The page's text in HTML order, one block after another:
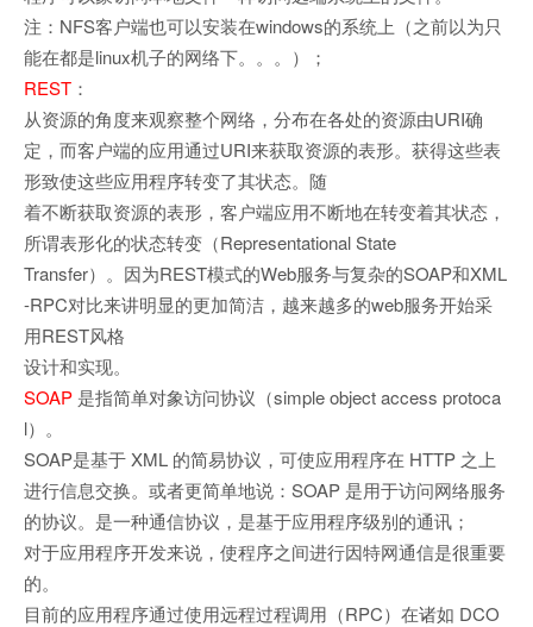
注：NFS客户端也可以安装在windows的系统上（之前以为只
能在都是linux机子的网络下。。。）；
REST ：
从资源的角度来观察整个网络，分布在各处的资源由URI确
定，而客户端的应用通过URI来获取资源的表形。获得这些表
形致使这些应用程序转变了其状态。随
着不断获取资源的表形，客户端应用不断地在转变着其状态，
所谓表形化的状态转变（Representational State
Transfer）。因为REST模式的Web服务与复杂的SOAP和XML
-RPC对比来讲明显的更加简洁，越来越多的web服务开始采
用REST风格
设计和实现。
SOAP 是指简单对象访问协议（simple object access protoca
l）。
SOAP是基于 XML 的简易协议，可使应用程序在 HTTP 之上
进行信息交换。或者更简单地说：SOAP 是用于访问网络服务
的协议。是一种通信协议，是基于应用程序级别的通讯；
对于应用程序开发来说，使程序之间进行因特网通信是很重要
的。
目前的应用程序通过使用远程过程调用（RPC）在诸如 DCO